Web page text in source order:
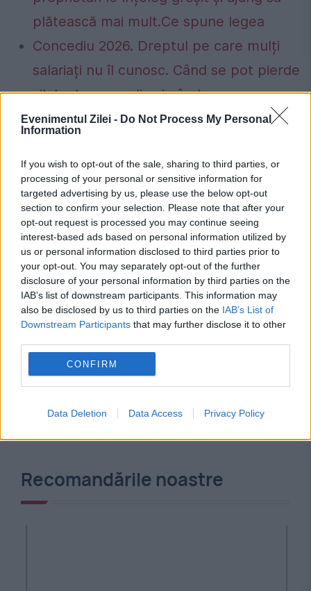
Evenimentul Zilei - Do Not Process My Personal
Information
If you wish to opt-out of the sale, sharing to third parties, or
processing of your personal or sensitive information for
targeted advertising by us, please use the below opt-out
section to confirm your selection. Please note that after your
opt-out request is processed you may continue seeing
interest-based ads based on personal information utilized by
us or personal information disclosed to third parties prior to
your opt-out. You may separately opt-out of the further
disclosure of your personal information by third parties on the
IAB’s list of downstream participants. This information may
also be disclosed by us to third parties on the IAB’s List of
Downstream Participants that may further disclose it to other
CONFIRM
Data Deletion Data Access Privacy Policy
plătească mai mult.Ce spune legea
Concediu 2026. Dreptul pe care mulți
salariați nu îl cunosc. Când se pot pierde
zilele de concediu și când nu
Covid-19 Matei Balș Pfizer vaccin
valeriu gheorghita
Recomandările noastre